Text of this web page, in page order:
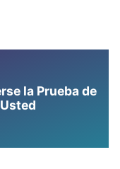
la Prueba de